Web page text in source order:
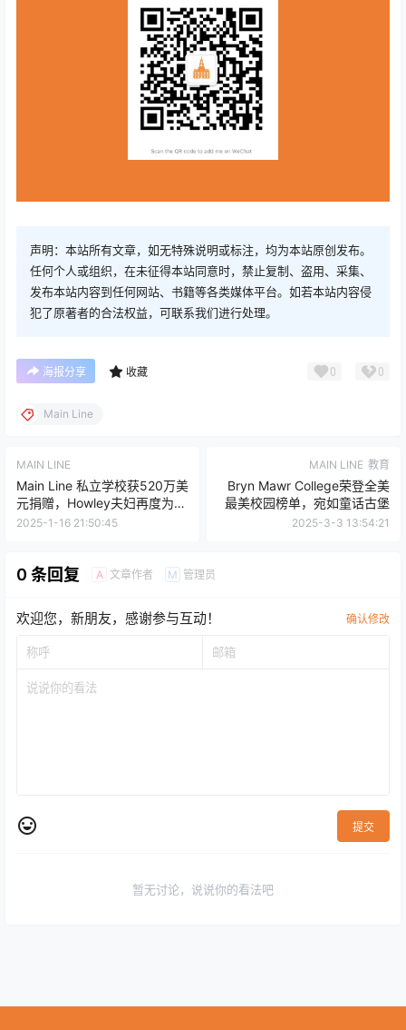
声明：本站所有文章，如无特殊说明或标注，均为本站原创发布。
任何个人或组织，在未征得本站同意时，禁止复制、盗用、采集、
发布本站内容到任何网站、书籍等各类媒体平台。如若本站内容侵
犯了原著者的合法权益，可联系我们进行处理。
海报分享 收藏 0 0
Main Line
MAIN LINE
Main Line 私立学校获520万美
元捐赠，Howley夫妇再度为教
育贡献巨资
2025-1-16 21:50:45
MAIN LINE 教育
Bryn Mawr College荣登全美
最美校园榜单，宛如童话古堡
2025-3-3 13:54:21
0 条回复 A 文章作者 M 管理员
欢迎您，新朋友，感谢参与互动！ 确认修改
提交
暂无讨论，说说你的看法吧